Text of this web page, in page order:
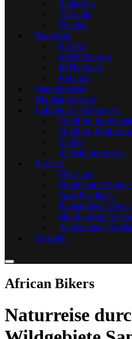
Südafrika
Tansania
Uganda
Radreisen
E-Bike
MTB Touring
MTB Trails
Rennrad
Wanderreisen
Multiaktivreisen
Individual / Kurzreisen
Geführte
Geführte Radreisen
Safaris
Selbstfahrerreisen
Service
Über uns
Noluthando
Gast-Feedback
Kontaktieren Sie
Häufig gestellte
Allgemeine
Termine
African Bikers
Naturreise